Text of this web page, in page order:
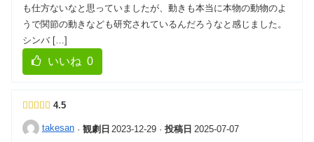
も仕方ないなと思っていましたが、動きも本当に本物の動物のよ
うで関節の動きなども研究されているんだろうなと感じました。
シンバ […]
いいね 0
4.5
takesan · 観劇日 2023-12-29 · 投稿日 2025-07-07